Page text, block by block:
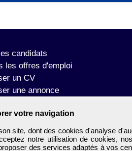
votre navigation
site, dont des cookies d'analyse
notre utilisation de cookies, nos
des services adaptés à vos
candidats
les offres d'emploi
un CV
une annonce